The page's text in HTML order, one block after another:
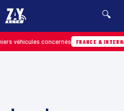
🔍
concernés FRANCE &